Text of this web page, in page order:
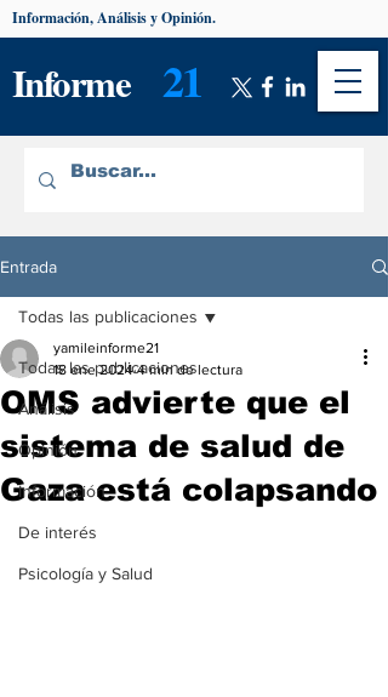
Informe 21
Información, Análisis y Opinión.
Entrada
Todas las publicaciones
Análisis
Opinión
Información
De interés
Psicología y Salud
Todas las publicaciones
OMS advierte que el
sistema de salud de
Gaza está colapsando
yamileinforme21
18 ene 2024 4 min de lectura